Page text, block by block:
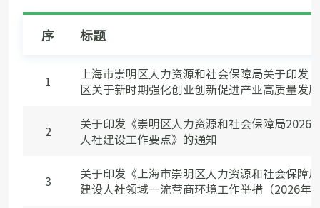
序 标题
1
上海市崇明区人力资源和社会保障局关于印发
区关于新时期强化创业创新促进产业高质量发
2
关于印发《崇明区人力资源和社会保障局2026
人社建设工作要点》的通知
3
关于印发《上海市崇明区人力资源和社会保障
建设人社领域一流营商环境工作举措（2026年